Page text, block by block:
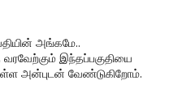
அங்கமே..
இந்தப்பகுதியை
அன்புடன் வேண்டுகிறோம்.